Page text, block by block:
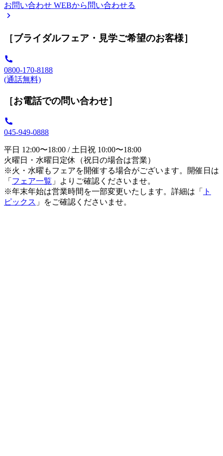
お問い合わせ WEBから問い合わせる
［ブライダルフェア・見学ご希望のお客様］
0800-170-8188
(通話無料)
［お電話での問い合わせ］
045-949-0888
平日 12:00〜18:00 / 土日祝 10:00〜18:00
火曜日・水曜日定休（祝日の場合は営業）
※火・水曜もフェアを開催する場合がございます。開催日は
「 フェア一覧 」よりご確認くださいませ。
※年末年始は営業時間を一部変更いたします。詳細は「
ト
ピックス 」をご確認くださいませ。